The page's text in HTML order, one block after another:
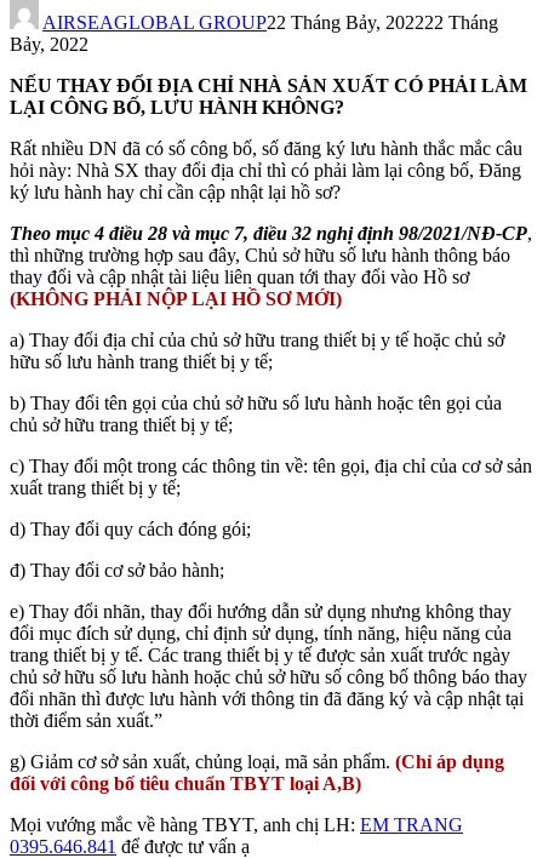
AIRSEAGLOBAL GROUP22 Tháng Bảy, 202222 Tháng
Bảy, 2022
NẾU THAY ĐỔI ĐỊA CHỈ NHÀ SẢN XUẤT CÓ PHẢI LÀM
LẠI CÔNG BỐ, LƯU HÀNH KHÔNG?
Rất nhiều DN đã có số công bố, số đăng ký lưu hành thắc mắc câu
hỏi này: Nhà SX thay đổi địa chỉ thì có phải làm lại công bố, Đăng
ký lưu hành hay chỉ cần cập nhật lại hồ sơ?
Theo mục 4 điều 28 và mục 7, điều 32 nghị định 98/2021/NĐ-CP,
thì những trường hợp sau đây, Chủ sở hữu số lưu hành thông báo
thay đổi và cập nhật tài liệu liên quan tới thay đổi vào Hồ sơ
(KHÔNG PHẢI NỘP LẠI HỒ SƠ MỚI)
a) Thay đổi địa chỉ của chủ sở hữu trang thiết bị y tế hoặc chủ sở
hữu số lưu hành trang thiết bị y tế;
b) Thay đổi tên gọi của chủ sở hữu số lưu hành hoặc tên gọi của
chủ sở hữu trang thiết bị y tế;
c) Thay đổi một trong các thông tin về: tên gọi, địa chỉ của cơ sở sản
xuất trang thiết bị y tế;
d) Thay đổi quy cách đóng gói;
đ) Thay đổi cơ sở bảo hành;
e) Thay đổi nhãn, thay đổi hướng dẫn sử dụng nhưng không thay
đổi mục đích sử dụng, chỉ định sử dụng, tính năng, hiệu năng của
trang thiết bị y tế. Các trang thiết bị y tế được sản xuất trước ngày
chủ sở hữu số lưu hành hoặc chủ sở hữu số công bố thông báo thay
đổi nhãn thì được lưu hành với thông tin đã đăng ký và cập nhật tại
thời điểm sản xuất.”
g) Giảm cơ sở sản xuất, chủng loại, mã sản phẩm. (Chỉ áp dụng
đối với công bố tiêu chuẩn TBYT loại A,B)
Mọi vướng mắc về hàng TBYT, anh chị LH: EM TRANG
0395.646.841 để được tư vấn ạ